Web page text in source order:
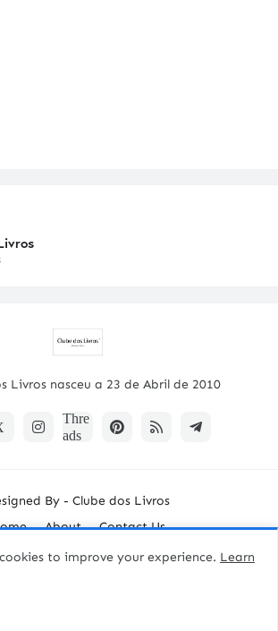
Livros nasceu a 23 de Abril de 2010
By - Clube dos Livros
About
Contact Us
to improve your experience. Learn